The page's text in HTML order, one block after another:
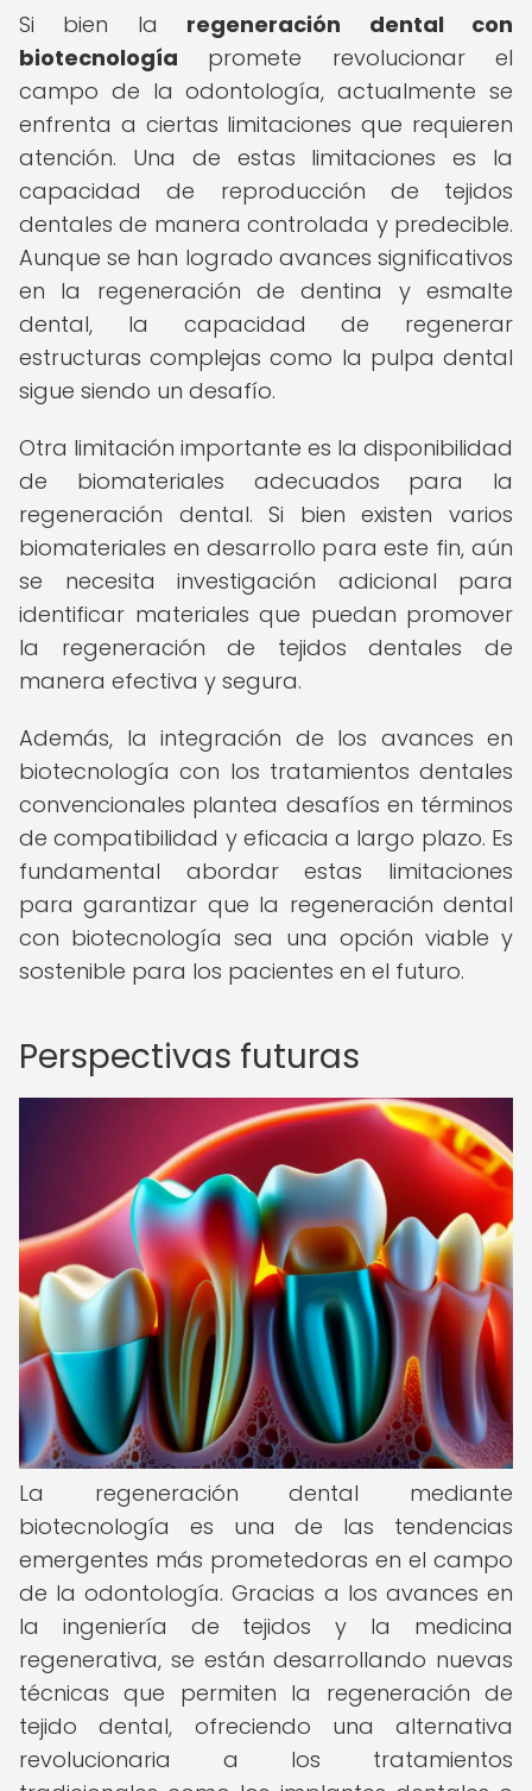
Si bien la regeneración dental con
biotecnología promete revolucionar el
campo de la odontología, actualmente se
enfrenta a ciertas limitaciones que requieren
atención. Una de estas limitaciones es la
capacidad de reproducción de tejidos
dentales de manera controlada y predecible.
Aunque se han logrado avances significativos
en la regeneración de dentina y esmalte
dental, la capacidad de regenerar
estructuras complejas como la pulpa dental
sigue siendo un desafío.
Otra limitación importante es la disponibilidad
de biomateriales adecuados para la
regeneración dental. Si bien existen varios
biomateriales en desarrollo para este fin, aún
se necesita investigación adicional para
identificar materiales que puedan promover
la regeneración de tejidos dentales de
manera efectiva y segura.
Además, la integración de los avances en
biotecnología con los tratamientos dentales
convencionales plantea desafíos en términos
de compatibilidad y eficacia a largo plazo. Es
fundamental abordar estas limitaciones
para garantizar que la regeneración dental
con biotecnología sea una opción viable y
sostenible para los pacientes en el futuro.
Perspectivas futuras
La regeneración dental mediante
biotecnología es una de las tendencias
emergentes más prometedoras en el campo
de la odontología. Gracias a los avances en
la ingeniería de tejidos y la medicina
regenerativa, se están desarrollando nuevas
técnicas que permiten la regeneración de
tejido dental, ofreciendo una alternativa
revolucionaria a los tratamientos